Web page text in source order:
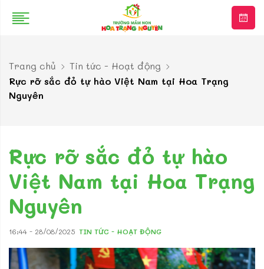
Trang chủ
Tin tức - Hoạt động
Rực rỡ sắc đỏ tự hào Việt Nam tại Hoa Trạng
Nguyên
Rực rỡ sắc đỏ tự hào
Việt Nam tại Hoa Trạng
Nguyên
16:44 - 28/08/2025 TIN TỨC - HOẠT ĐỘNG